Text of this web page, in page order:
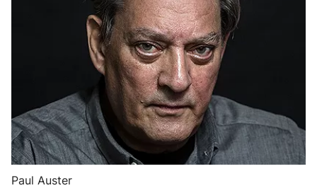
Paul Auster